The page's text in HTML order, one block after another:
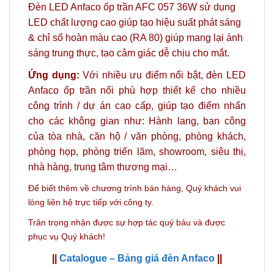
Đèn LED Anfaco ốp trần AFC 057 36W sử dụng
LED chất lượng cao giúp tạo hiệu suất phát sáng
& chỉ số hoàn màu cao (RA 80) giúp mang lại ánh
sáng trung thực, tạo cảm giác dễ chịu cho mắt.
Ứng dụng:Với nhiều ưu điểm nổi bật, đèn LED
Anfaco ốp trần nổi phù hợp thiết kế cho nhiều
công trình / dự án cao cấp, giúp tạo điểm nhấn
cho các không gian như: Hành lang, ban công
của tòa nhà, căn hộ / văn phòng, phòng khách,
phòng họp, phòng triển lãm, showroom, siêu thị,
nhà hàng, trung tâm thương mại…
Để biết thêm về chương trình bán hàng, Quý khách vui
lòng liên hệ trực tiếp với công ty.
Trân trọng nhận được sự hợp tác quý báu và được
phục vụ Quý khách!
Catalogue – Bảng giá đèn Anfaco